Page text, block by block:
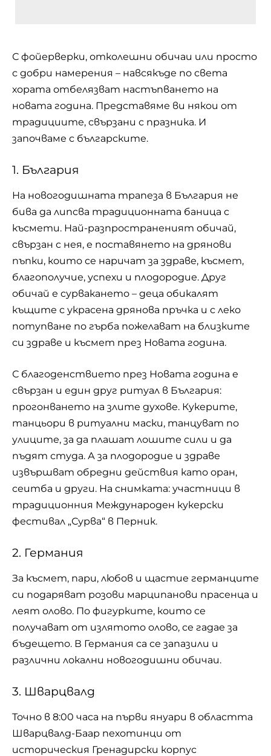
С фойерверки, отколешни обичаи или просто
с добри намерения – навсякъде по света
хората отбелязват настъпването на
новата година. Представяме ви някои от
традициите, свързани с празника. И
започваме с българските.
1. България
На новогодишната трапеза в България не
бива да липсва традиционната баница с
късмети. Най-разпространеният обичай,
свързан с нея, е поставянето на дрянови
пъпки, които се наричат за здраве, късмет,
благополучие, успехи и плодородие. Друг
обичай е сурвакането – деца обикалят
къщите с украсена дрянова пръчка и с леко
потупване по гърба пожелават на близките
си здраве и късмет през Новата година.
С благоденствието през Новата година е
свързан и един друг ритуал в България:
прогонването на злите духове. Кукерите,
танцьори в ритуални маски, танцуват по
улиците, за да плашат лошите сили и да
пъдят студа. А за плодородие и здраве
извършват обредни действия като оран,
сеитба и други. На снимката: участници в
традиционния Международен кукерски
фестивал „Сурва“ в Перник.
2. Германия
За късмет, пари, любов и щастие германците
си подаряват розови марципанови прасенца и
леят олово. По фигурките, които се
получават от излятото олово, се гадае за
бъдещето. В Германия са се запазили и
различни локални новогодишни обичаи.
3. Шварцвалд
Точно в 8:00 часа на първи януари в областта
Шварцвалд-Баар пехотинци от
историческия Гренадирски корпус